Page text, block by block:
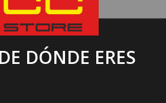
DÓNDE ERES